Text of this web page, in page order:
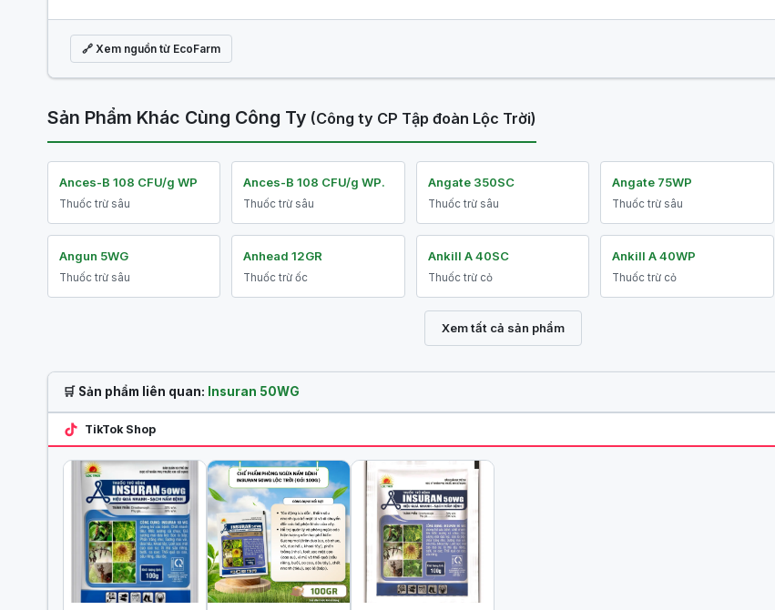
🔗 Xem nguồn từ EcoFarm
Sản Phẩm Khác Cùng Công Ty (Công ty CP Tập đoàn Lộc Trời)
Ances-B 108 CFU/g WP
Thuốc trừ sâu
Ances-B 108 CFU/g WP.
Thuốc trừ sâu
Angate 350SC
Thuốc trừ sâu
Angate 75WP
Thuốc trừ sâu
Angun 5WG
Thuốc trừ sâu
Anhead 12GR
Thuốc trừ ốc
Ankill A 40SC
Thuốc trừ cỏ
Ankill A 40WP
Thuốc trừ cỏ
Xem tất cả sản phẩm
🛒 Sản phẩm liên quan: Insuran 50WG
TikTok Shop